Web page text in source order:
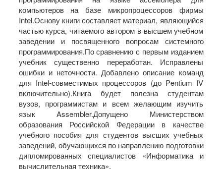
компьютеров на базе микропроцессоров фирмы
Intel.Основу книги составляет материал, являющийся
частью курса, читаемого автором в высшем учебном
заведении и посвященного вопросам системного
программирования.По сравнению с первым изданием
учебник существенно переработан. Исправлены
ошибки и неточности. Добавлено описание команд
для Intel-совместимых процессоров (до Pentium IV
включительно).Книга будет полезна студентам
вузов, программистам и всем желающим изучить
язык Assembler.Допущено Министерством
образования Российской Федерации в качестве
учебного пособия для студентов высших учебных
заведений, обучающихся по направлению подготовки
дипломированных специалистов «Информатика и
вычислительная техника».